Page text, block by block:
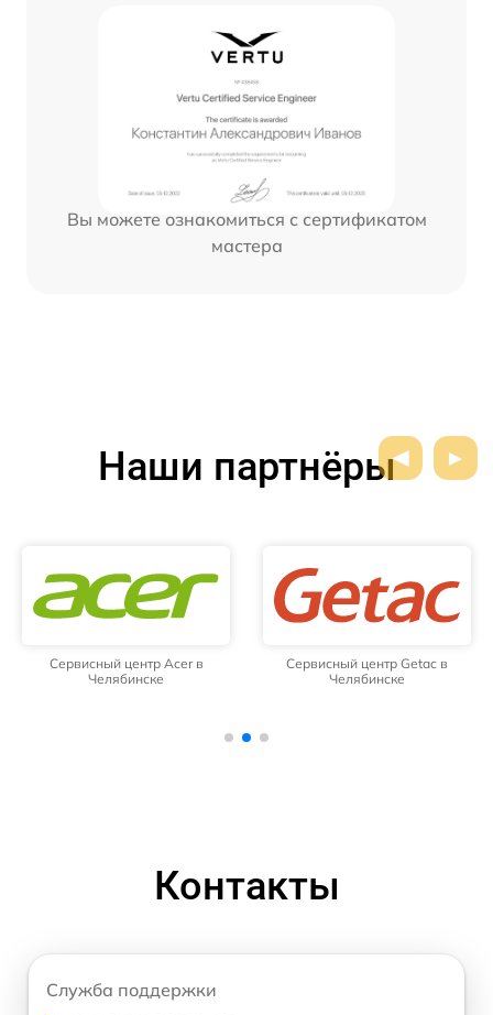
Вы можете ознакомиться с сертификатом
мастера
Наши партнёры
Сервисный центр Acer в
Челябинске
Сервисный центр Getac в
Челябинске
Контакты
Служба поддержки